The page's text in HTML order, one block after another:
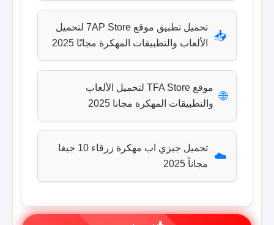
📥
تحميل تطبيق موقع 7AP Store لتحميل
الألعاب والتطبيقات المهكرة مجانًا 2025
🌐
موقع TFA Store لتحميل الألعاب
والتطبيقات المهكرة مجانا 2025
☁️
تحميل جيزي اب مهكرة زرقاء 10 جيغا
مجاناً 2025